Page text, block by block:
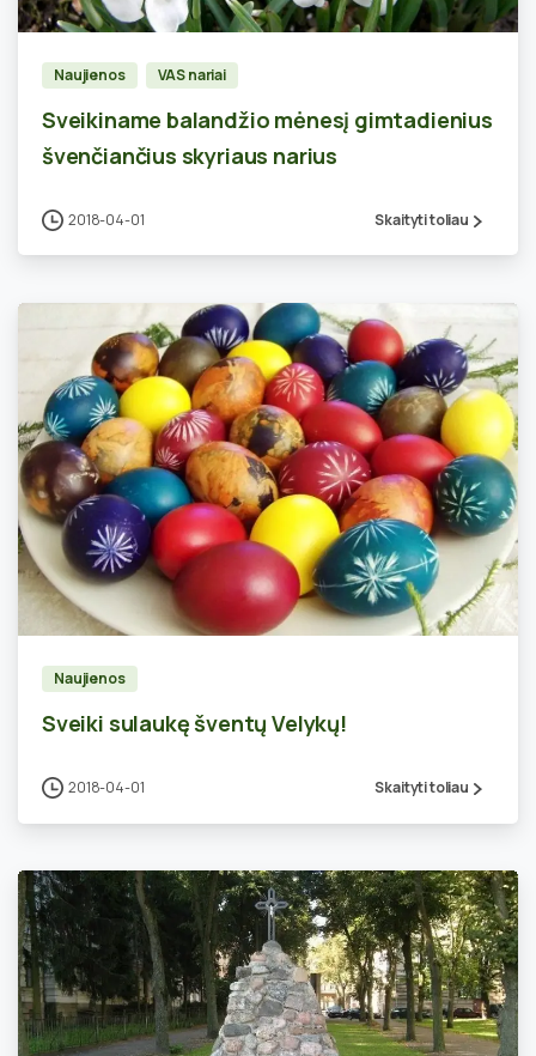
Naujienos VAS nariai
Sveikiname balandžio mėnesį gimtadienius
švenčiančius skyriaus narius
2018-04-01 Skaityti toliau
Naujienos
Sveiki sulaukę šventų Velykų!
2018-04-01 Skaityti toliau